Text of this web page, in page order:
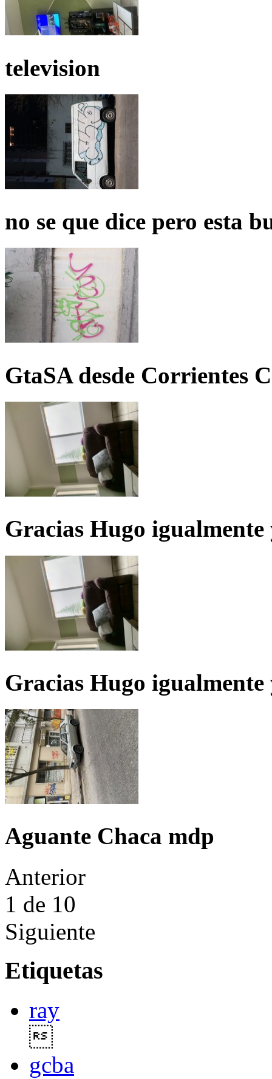
television
no se que dice pero esta
GtaSA desde Corrientes
Gracias Hugo igualmente
Gracias Hugo igualmente
Aguante Chaca mdp
Anterior
1 de 10
Siguiente
Etiquetas
ray
gcba